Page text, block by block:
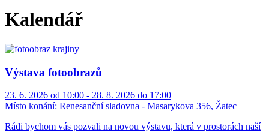
Kalendář
Výstava fotoobrazů
23. 6. 2026 od 10:00 - 28. 8. 2026 do 17:00
Místo konání: Renesanční sladovna - Masarykova 356, Žatec
Rádi bychom vás pozvali na novou výstavu, která v prostorách naší